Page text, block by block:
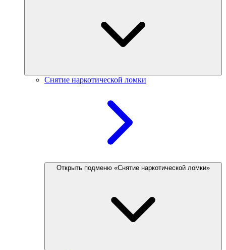
Снятие наркотической ломки
Открыть подменю «Снятие наркотической ломки»